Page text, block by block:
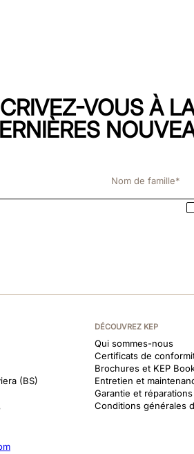
VOUS À
(BS)
DÉCOUVREZ KEP
Qui sommes-nous
Certificats de
Brochures et KEP
Entretien et
Garantie et réparations
Conditions générales